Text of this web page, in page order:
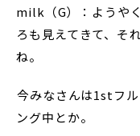
milk（G）：ようや
ろも見えてきて、そ
ね。
――今みなさんは1stフ
ング中とか。